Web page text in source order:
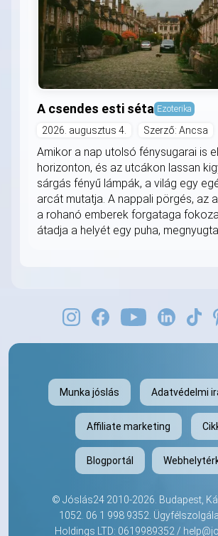
A csendes esti séta Ezoterika
2026. augusztus 4. Szerző: Ancsa
Amikor a nap utolsó fénysugarai is
horizonton, és az utcákon lassan
sárgás fényű lámpák, a világ egy
arcát mutatja. A nappali pörgés, az
a rohanó emberek forgataga
átadja a helyét egy puha,
Munka jóslás Adatvédelmi
Affiliate marketing
Blogportál
© Jóslás24 2010-2026. Budapest,
1052. 06 1 998 9352.
Holdings LTD: 0619989352 /